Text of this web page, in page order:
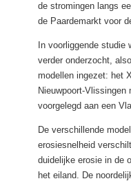
de stromingen langs
de Paardemarkt voor
In voorliggende studie
verder onderzocht,
modellen ingezet: het
Nieuwpoort-Vlissingen
voorgelegd aan een
De verschillende
erosiesnelheid
duidelijke erosie in de
het eiland. De